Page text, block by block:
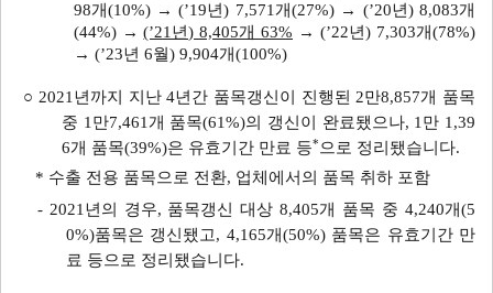
98개(10%) → (’19년) 7,571개(27%) → (’20년) 8,083개
(44%) →(’21년) 8,405개 63% → (’22년) 7,303개(78%)
→ (’23년 6월) 9,904개(100%)
○ 2021년까지 지난 4년간 품목갱신이 진행된 2만8,857개 품목
중 1만7,461개 품목(61%)의 갱신이 완료됐으나, 1만 1,39
6개 품목(39%)은 유효기간 만료 등* 으로 정리됐습니다.
* 수출 전용 품목으로 전환, 업체에서의 품목 취하 포함
- 2021년의 경우, 품목갱신 대상 8,405개 품목 중 4,240개(5
0%)품목은 갱신됐고, 4,165개(50%) 품목은 유효기간 만
료 등으로 정리됐습니다.